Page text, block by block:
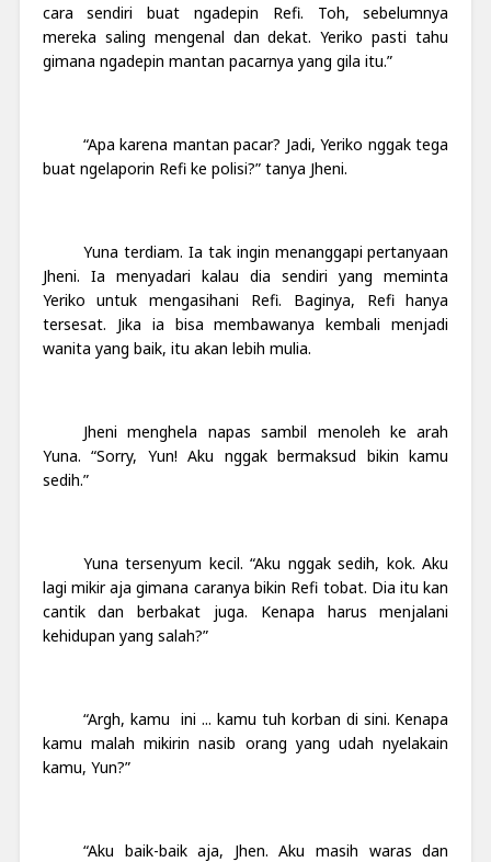
cara sendiri buat ngadepin Refi. Toh, sebelumnya
mereka saling mengenal dan dekat. Yeriko pasti tahu
gimana ngadepin mantan pacarnya yang gila itu.”
“Apa karena mantan pacar? Jadi, Yeriko nggak tega
buat ngelaporin Refi ke polisi?” tanya Jheni.
Yuna terdiam. Ia tak ingin menanggapi pertanyaan
Jheni. Ia menyadari kalau dia sendiri yang meminta
Yeriko untuk mengasihani Refi. Baginya, Refi hanya
tersesat. Jika ia bisa membawanya kembali menjadi
wanita yang baik, itu akan lebih mulia.
Jheni menghela napas sambil menoleh ke arah
Yuna. “Sorry, Yun! Aku nggak bermaksud bikin kamu
sedih.”
Yuna tersenyum kecil. “Aku nggak sedih, kok. Aku
lagi mikir aja gimana caranya bikin Refi tobat. Dia itu kan
cantik dan berbakat juga. Kenapa harus menjalani
kehidupan yang salah?”
“Argh, kamu ini ... kamu tuh korban di sini. Kenapa
kamu malah mikirin nasib orang yang udah nyelakain
kamu, Yun?”
“Aku baik-baik aja, Jhen. Aku masih waras dan